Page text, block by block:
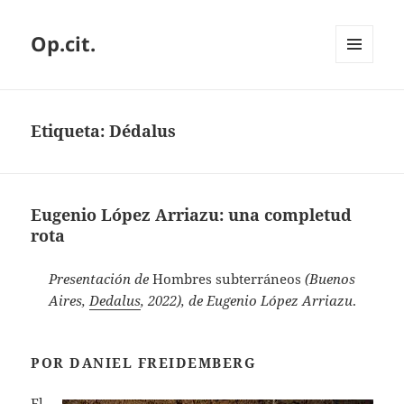
Op.cit.
Etiqueta:Dédalus
Eugenio López Arriazu: una completud
rota
Presentación de Hombres subterráneos (Buenos
Aires,Dedalus, 2022), de Eugenio López Arriazu.
POR DANIEL FREIDEMBERG